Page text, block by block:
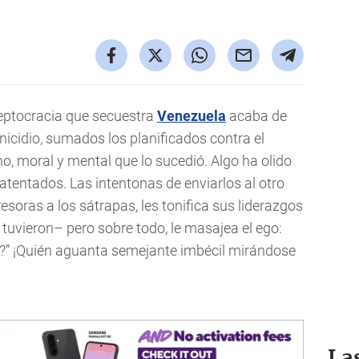
que secuestra Venezuela acaba de
sumados los planificados contra el
moral y mental que lo sucedió. Algo ha olido
Las intentonas de enviarlos al otro
a los sátrapas, les tonifica sus liderazgos
pero sobre todo, le masajea el ego:
¡Quién aguanta semejante imbécil mirándose